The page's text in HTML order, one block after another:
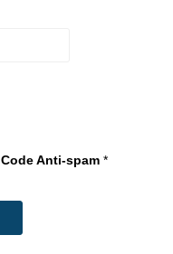
Code Anti-spam *